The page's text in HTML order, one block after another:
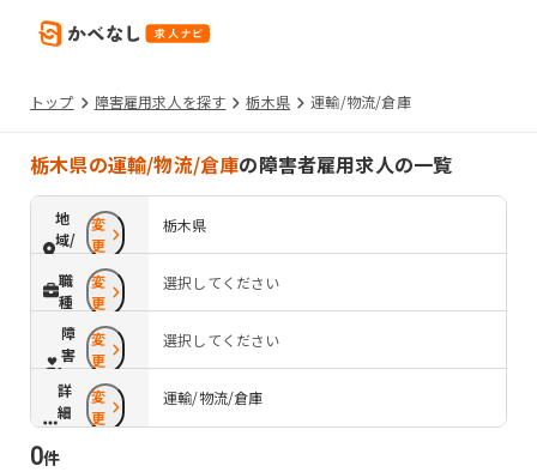
トップ 障害雇用求人を探す 栃木県 運輸/物流/倉庫
栃木県の運輸/物流/倉庫の障害者雇用求人の一覧
地
域/
路
線
変
更
栃木県
職
種
変
更
選択してください
障
害
配
慮
変
更
選択してください
詳
細
条
件
変
更
運輸/物流/倉庫
0件